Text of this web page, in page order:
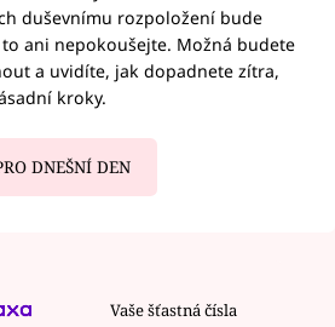
duševnímu rozpoložení bude
ani nepokoušejte. Možná budete
a uvidíte, jak dopadnete zítra,
kroky.
DNEŠNÍ DEN
Vaše šťastná čísla